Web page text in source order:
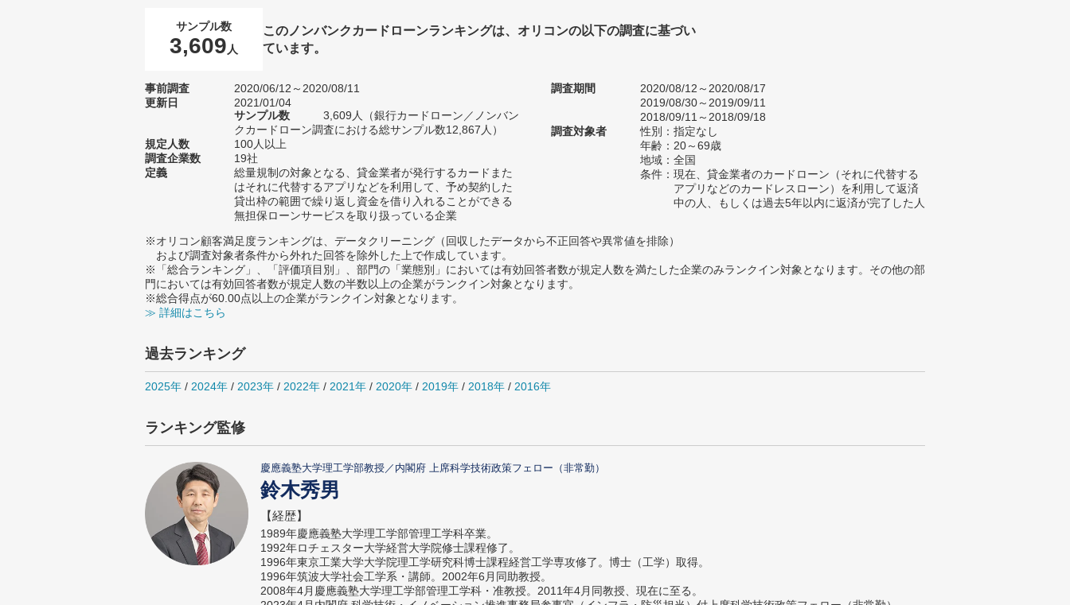
サンプル数
3,609 人
このノンバンクカードローンランキングは、オリコンの以下の調査に基づい
ています。
事前調査
2020/06/12～2020/08/11
更新日
2021/01/04
サンプル数
3,609人（銀行カードローン／ノンバン
クカードローン調査における総サンプル数12,867人）
規定人数
100人以上
調査企業数
19社
定義
総量規制の対象となる、貸金業者が発行するカードまた
はそれに代替するアプリなどを利用して、予め契約した
貸出枠の範囲で繰り返し資金を借り入れることができる
無担保ローンサービスを取り扱っている企業
調査期間
2020/08/12～2020/08/17
2019/08/30～2019/09/11
2018/09/11～2018/09/18
調査対象者
性別：指定なし
年齢：20～69歳
地域：全国
条件：現在、貸金業者のカードローン（それに代替する
アプリなどのカードレスローン）を利用して返済
中の人、もしくは過去5年以内に返済が完了した人
※オリコン顧客満足度ランキングは、データクリーニング（回収したデータから不正回答や異常値を排除）
および調査対象者条件から外れた回答を除外した上で作成しています。
※「総合ランキング」、「評価項目別」、部門の「業態別」においては有効回答者数が規定人数を満たした企業のみランクイン対象となります。その他の部
門においては有効回答者数が規定人数の半数以上の企業がランクイン対象となります。
※総合得点が60.00点以上の企業がランクイン対象となります。
≫ 詳細はこちら
過去ランキング
2025年 / 2024年 / 2023年 / 2022年 / 2021年 / 2020年 / 2019年 / 2018年 / 2016年
ランキング監修
慶應義塾大学理工学部教授／内閣府 上席科学技術政策フェロー（非常勤）
鈴木秀男
【経歴】
1989年慶應義塾大学理工学部管理工学科卒業。
1992年ロチェスター大学経営大学院修士課程修了。
1996年東京工業大学大学院理工学研究科博士課程経営工学専攻修了。博士（工学）取得。
1996年筑波大学社会工学系・講師。2002年6月同助教授。
2008年4月慶應義塾大学理工学部管理工学科・准教授。2011年4月同教授、現在に至る。